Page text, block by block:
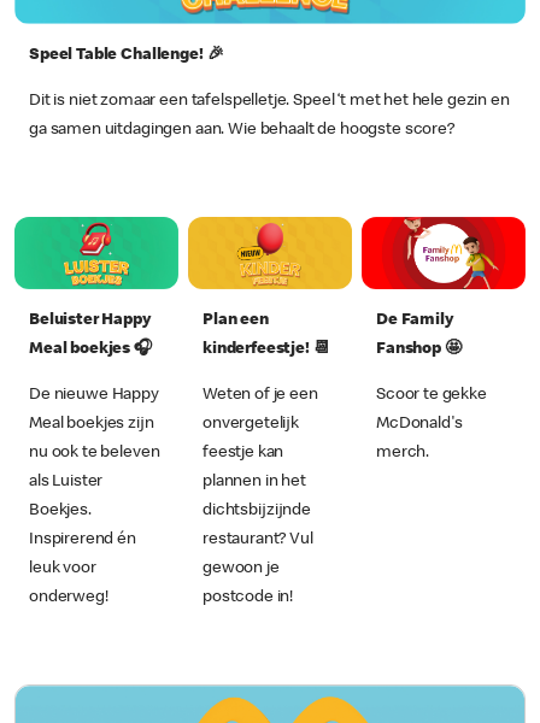
Speel Table Challenge! 🎉
Dit is niet zomaar een tafelspelletje. Speel ‘t met het hele gezin en
ga samen uitdagingen aan. Wie behaalt de hoogste score?
Beluister Happy
Meal boekjes 🎧
De nieuwe Happy
Meal boekjes zijn
nu ook te beleven
als Luister
Boekjes.
Inspirerend én
leuk voor
onderweg!
Plan een
kinderfeestje! 📆
Weten of je een
onvergetelijk
feestje kan
plannen in het
dichtsbijzijnde
restaurant? Vul
gewoon je
postcode in!
De Family
Fanshop 🤩
Scoor te gekke
McDonald's
merch.